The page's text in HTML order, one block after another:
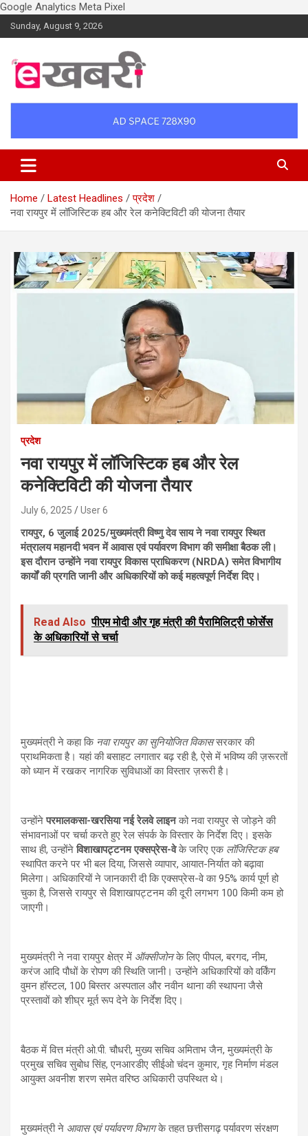
Google Analytics Meta Pixel
Skip
to
Sunday, August 9, 2026
Ekhabri.com
Home Latest Headlines
प्रदेश
नवा रायपुर में लॉजिस्टिक हब और रेल कनेक्टिविटी की योजना तैयार
प्रदेश
नवा रायपुर में लॉजिस्टिक हब और रेल
कनेक्टिविटी की योजना तैयार
July 6, 2025 User 6
रायपुर, 6 जुलाई 2025/मुख्यमंत्री विष्णु देव साय ने नवा रायपुर स्थित
मंत्रालय महानदी भवन में आवास एवं पर्यावरण विभाग की समीक्षा बैठक ली।
इस दौरान उन्होंने नवा रायपुर विकास प्राधिकरण (NRDA) समेत विभागीय
कार्यों की प्रगति जानी और अधिकारियों को कई महत्वपूर्ण निर्देश दिए।
Read Also पीएम मोदी और गृह मंत्री की पैरामिलिट्री फोर्सेस
के अधिकारियों से चर्चा
मुख्यमंत्री ने कहा कि नवा रायपुर का सुनियोजित विकाससरकार की
प्राथमिकता है। यहां की बसाहट लगातार बढ़ रही है, ऐसे में भविष्य की ज़रूरतों
को ध्यान में रखकर नागरिक सुविधाओं का विस्तार ज़रूरी है।
उन्होंनेपरमालकसा-खरसिया नई रेलवे लाइनको नवा रायपुर से जोड़ने की
संभावनाओं पर चर्चा करते हुए रेल संपर्क के विस्तार के निर्देश दिए। इसके
साथ ही, उन्होंनेविशाखापट्टनम एक्सप्रेस-वेके जरिए एक लॉजिस्टिक हब
स्थापित करने पर भी बल दिया, जिससे व्यापार, आयात-निर्यात को बढ़ावा
मिलेगा। अधिकारियों ने जानकारी दी कि एक्सप्रेस-वे का 95% कार्य पूर्ण हो
चुका है, जिससे रायपुर से विशाखापट्टनम की दूरी लगभग 100 किमी कम हो
जाएगी।
मुख्यमंत्री ने नवा रायपुर क्षेत्र में ऑक्सीजोनके लिए पीपल, बरगद, नीम,
करंज आदि पौधों के रोपण की स्थिति जानी। उन्होंने अधिकारियों को वर्किंग
वुमन हॉस्टल, 100 बिस्तर अस्पताल और नवीन थाना की स्थापना जैसे
प्रस्तावों को शीघ्र मूर्त रूप देने के निर्देश दिए।
बैठक में वित्त मंत्री ओ.पी. चौधरी, मुख्य सचिव अमिताभ जैन, मुख्यमंत्री के
प्रमुख सचिव सुबोध सिंह, एनआरडीए सीईओ चंदन कुमार, गृह निर्माण मंडल
आयुक्त अवनीश शरण समेत वरिष्ठ अधिकारी उपस्थित थे।
मुख्यमंत्री ने आवास एवं पर्यावरण विभागके तहत छत्तीसगढ़ पर्यावरण संरक्षण